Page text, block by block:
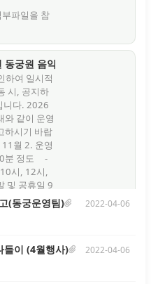
파일을 참
궁원 음악분수 가동 관련
하여 일시적
시, 공지하
니다. 2026
와 같이 운영
하시기 바랍
월 2. 운영
분 정도 -
시, 12시,
및 공휴일 9
회차 : 매 1
운영 기간
사정에 따
등 - 동절기
기상청 기
(동궁운영팀)
2022-04-06
들이 (4월행사)
2022-04-06